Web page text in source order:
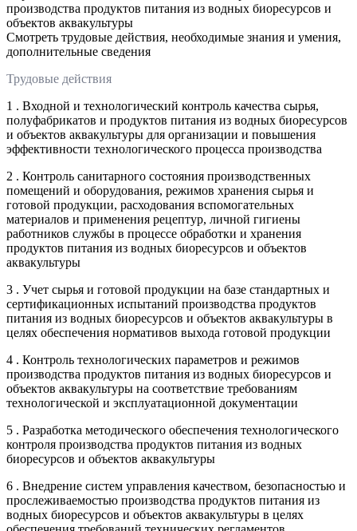
производства продуктов питания из водных биоресурсов и
объектов аквакультуры
Смотреть трудовые действия, необходимые знания и умения,
дополнительные сведения
Трудовые действия
1 . Входной и технологический контроль качества сырья,
полуфабрикатов и продуктов питания из водных биоресурсов
и объектов аквакультуры для организации и повышения
эффективности технологического процесса производства
2 . Контроль санитарного состояния производственных
помещений и оборудования, режимов хранения сырья и
готовой продукции, расходования вспомогательных
материалов и применения рецептур, личной гигиены
работников службы в процессе обработки и хранения
продуктов питания из водных биоресурсов и объектов
аквакультуры
3 . Учет сырья и готовой продукции на базе стандартных и
сертификационных испытаний производства продуктов
питания из водных биоресурсов и объектов аквакультуры в
целях обеспечения нормативов выхода готовой продукции
4 . Контроль технологических параметров и режимов
производства продуктов питания из водных биоресурсов и
объектов аквакультуры на соответствие требованиям
технологической и эксплуатационной документации
5 . Разработка методического обеспечения технологического
контроля производства продуктов питания из водных
биоресурсов и объектов аквакультуры
6 . Внедрение систем управления качеством, безопасностью и
прослеживаемостью производства продуктов питания из
водных биоресурсов и объектов аквакультуры в целях